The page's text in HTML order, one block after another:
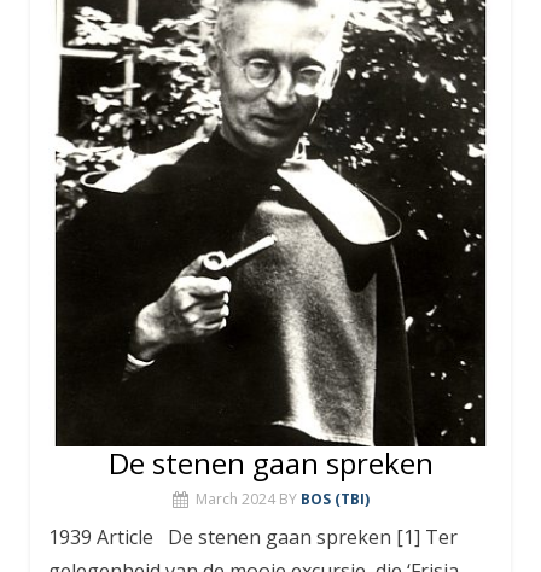
De stenen gaan spreken
March 2024 BY BOS (TBI)
1939 Article De stenen gaan spreken [1] Ter